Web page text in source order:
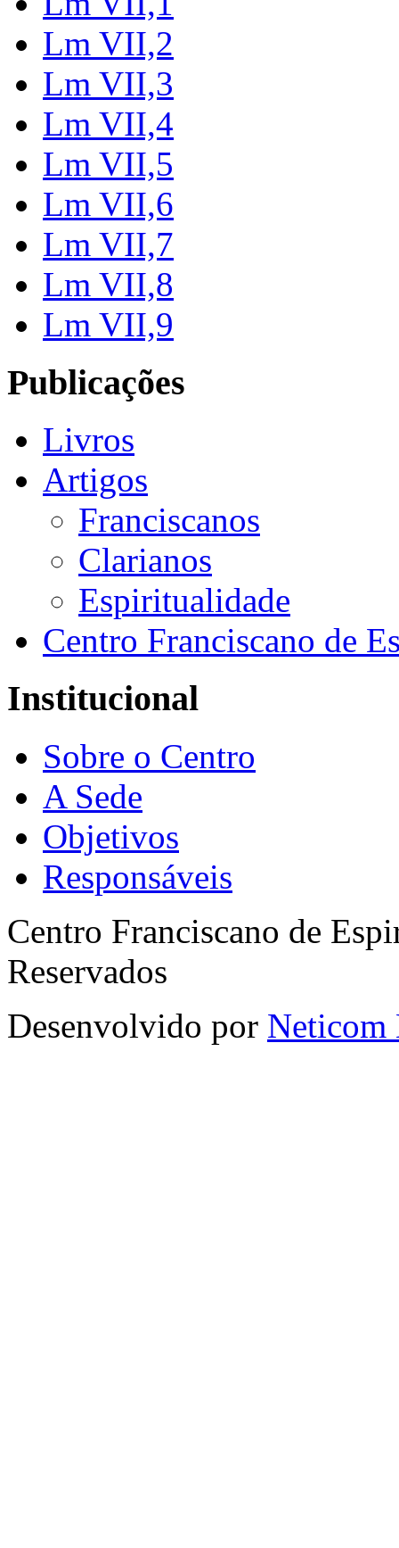
Lm VII,2
Lm VII,3
Lm VII,4
Lm VII,5
Lm VII,6
Lm VII,7
Lm VII,8
Lm VII,9
Publicações
Livros
Artigos
Franciscanos
Clarianos
Espiritualidade
Centro Franciscano de
Institucional
Sobre o Centro
A Sede
Objetivos
Responsáveis
Centro Franciscano de
Reservados
Desenvolvido por Neticom